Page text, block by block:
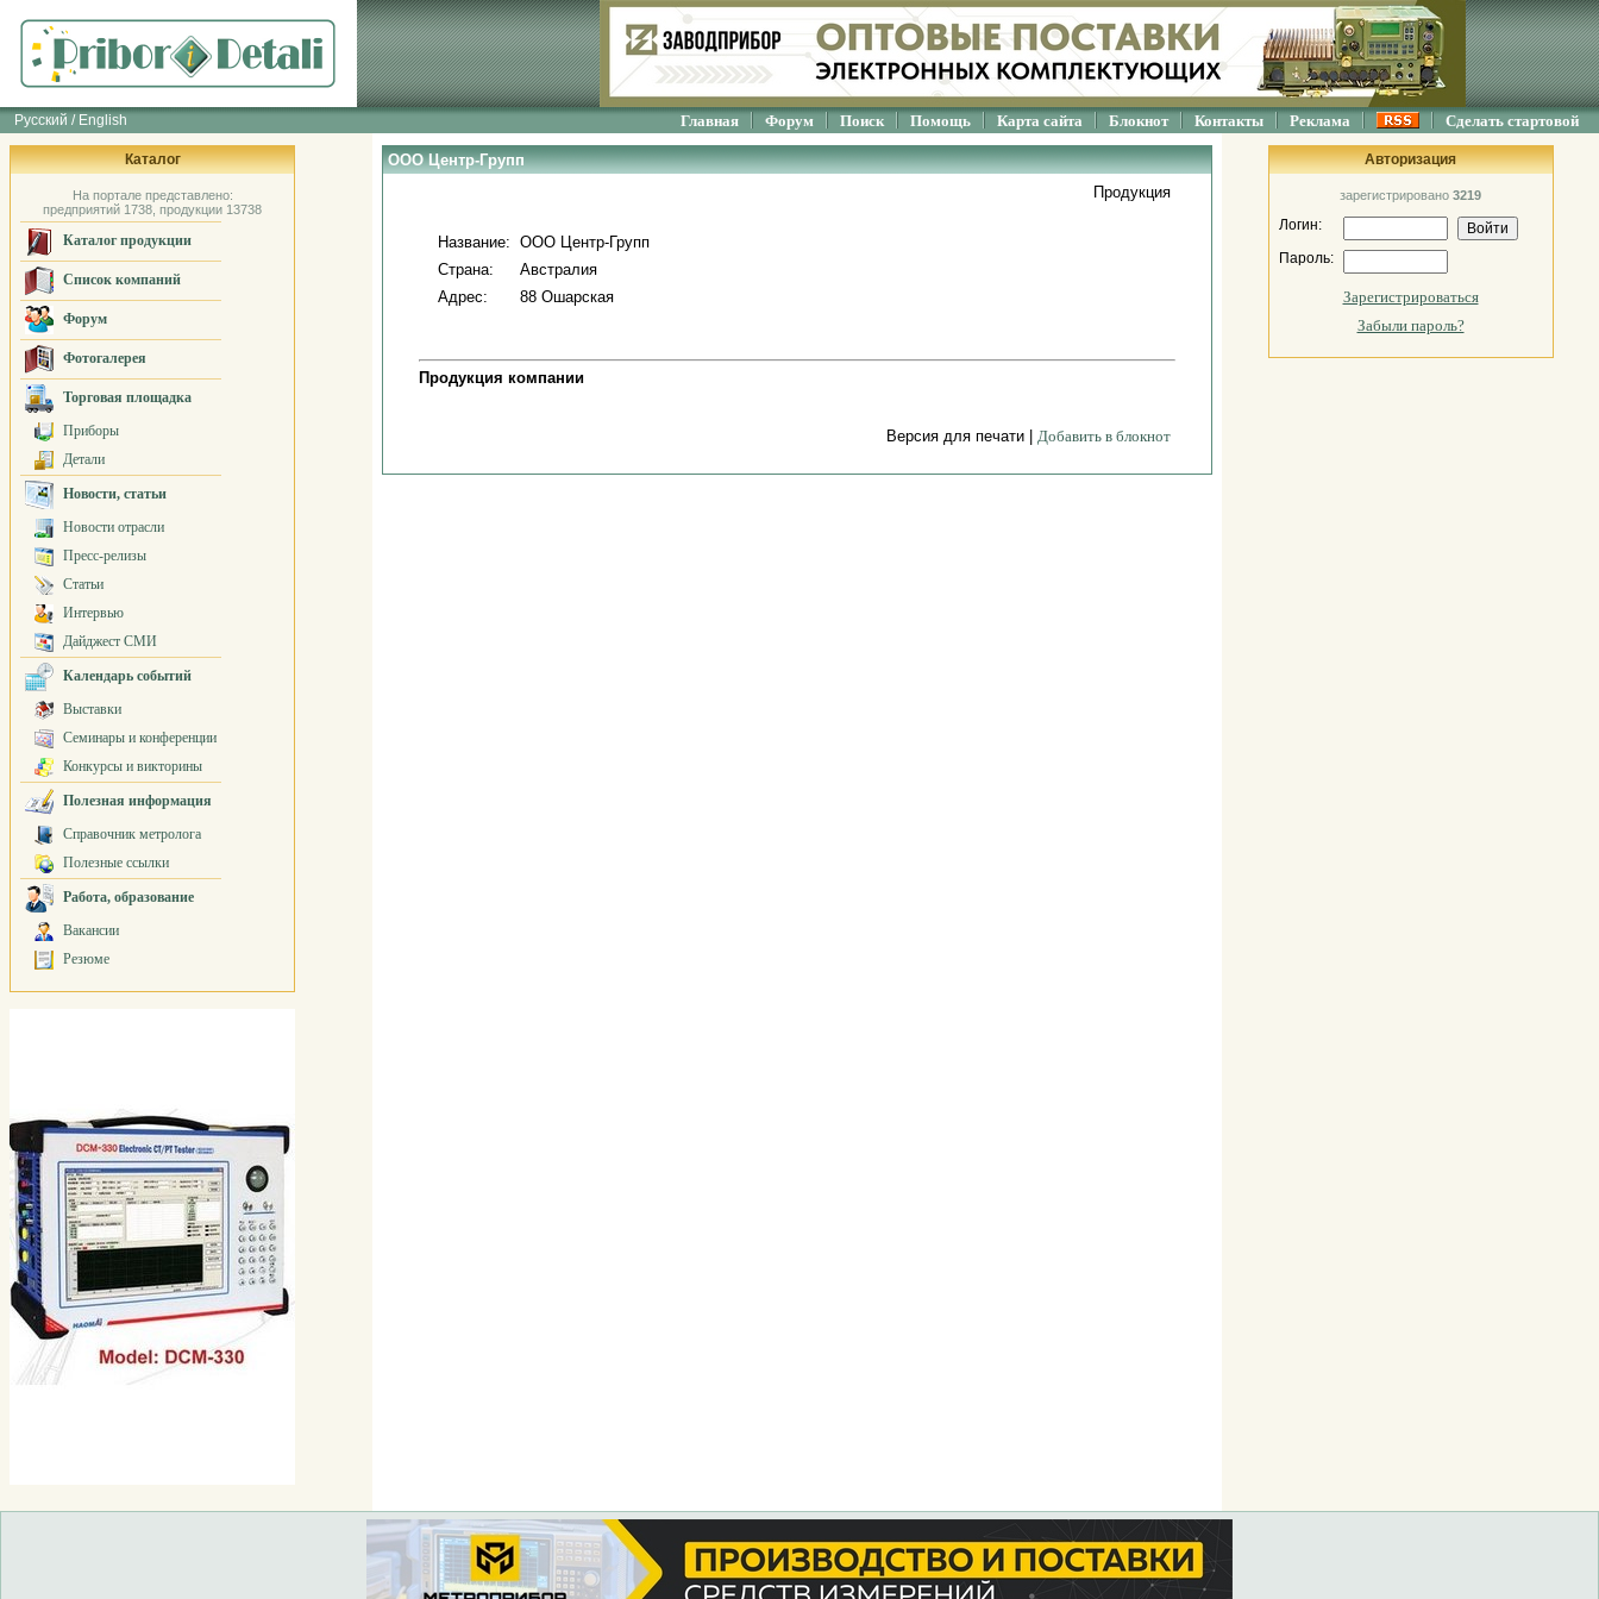
Русский / English Главная Форум Поиск Помощь Карта сайта Блокнот Контакты Реклама Сделать стартовой
Каталог
На портале представлено:
предприятий 1738, продукции 13738
Каталог продукции
Список компаний
Форум
Фотогалерея
Торговая площадка
Приборы
Детали
Новости, статьи
Новости отрасли
Пресс-релизы
Статьи
Интервью
Дайджест СМИ
Календарь событий
Выставки
Семинары и конференции
Конкурсы и викторины
Полезная информация
Справочник метролога
Полезные ссылки
Работа, образование
Вакансии
Резюме
ООО Центр-Групп
Продукция
Название: ООО Центр-Групп
Страна:
Австралия
Адрес:
88 Ошарская
Продукция компании
Версия для печати | Добавить в блокнот
Авторизация
зарегистрировано 3219
Логин:
Пароль:
Зарегистрироваться
Забыли пароль?